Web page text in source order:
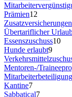
Prämien12
Zusatzversicherungen
Übertariflicher
Essenszuschuss10
Hunde erlaubt9
Mentoren-/
Mitarbeiterbeteiligung
Kantine7
Sabbatical7